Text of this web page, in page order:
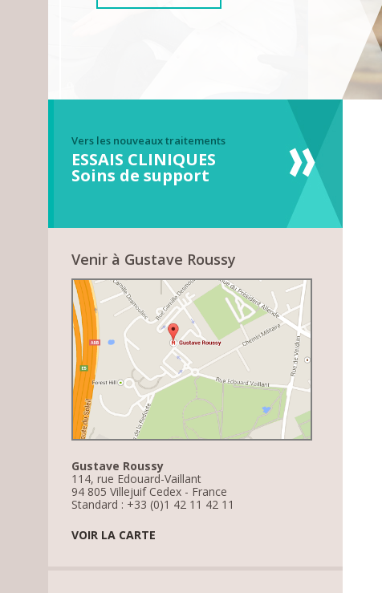
Vers les nouveaux traitements
ESSAIS CLINIQUES
Soins de support
Venir à Gustave Roussy
Gustave Roussy
114, rue Edouard-Vaillant
94 805 Villejuif Cedex - France
Standard : +33 (0)1 42 11 42 11
VOIR LA CARTE